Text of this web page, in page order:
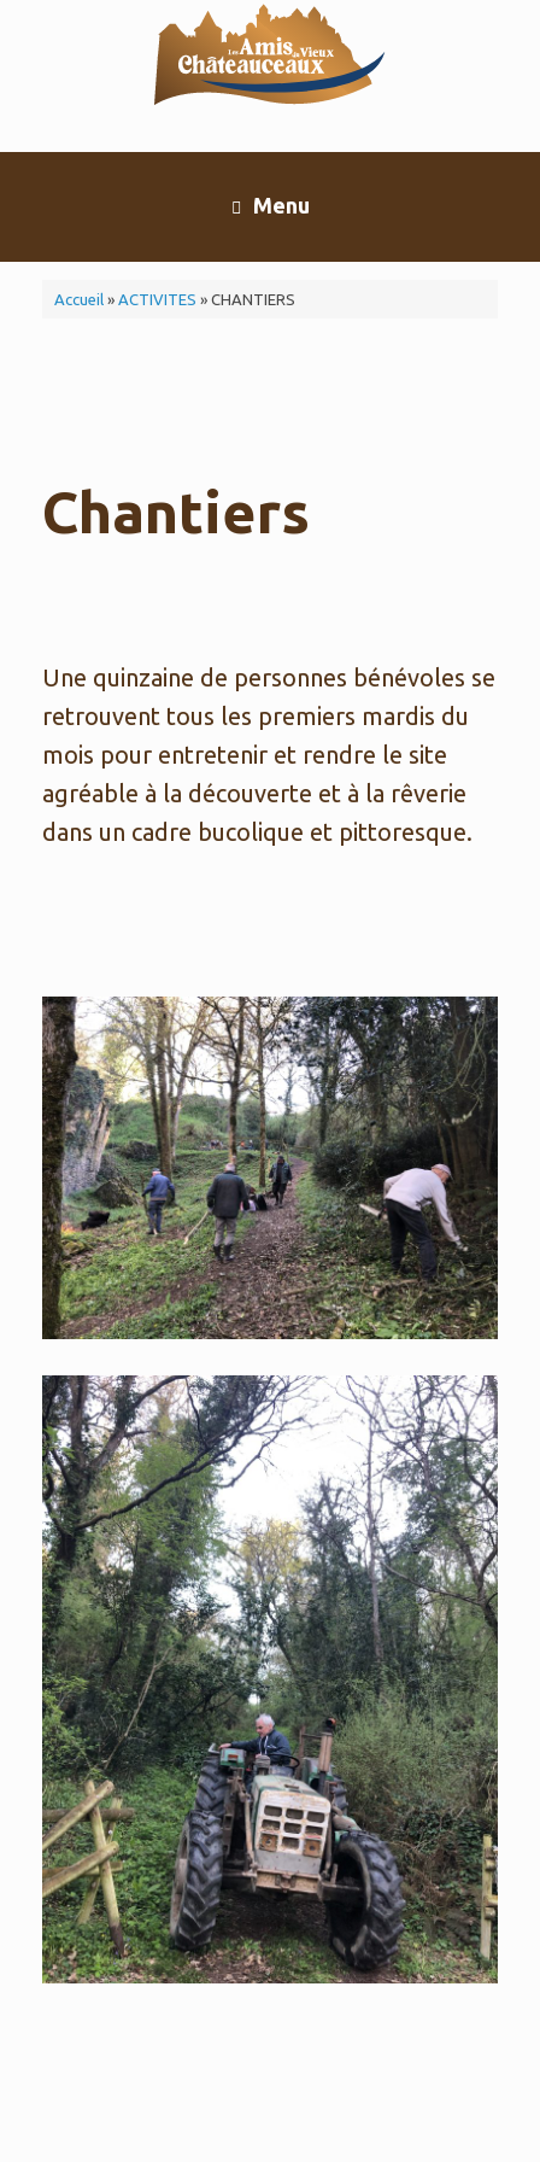
Menu
Accueil » ACTIVITES » CHANTIERS
Chantiers
Une quinzaine de personnes bénévoles se
retrouvent tous les premiers mardis du
mois pour entretenir et rendre le site
agréable à la découverte et à la rêverie
dans un cadre bucolique et pittoresque.